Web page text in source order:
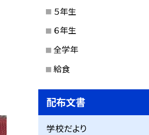
５年生
６年生
全学年
給食
配布文書
学校だより